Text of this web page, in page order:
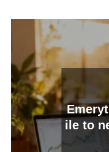
ile to